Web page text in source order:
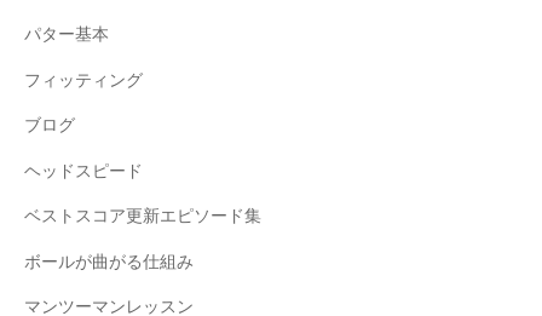
パター基本
フィッティング
ブログ
ヘッドスピード
ベストスコア更新エピソード集
ボールが曲がる仕組み
マンツーマンレッスン